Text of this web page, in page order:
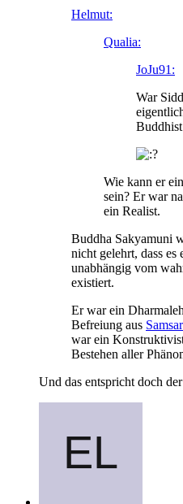
Helmut:
Qualia:
JoJu91:
War
Wie kann er
sein? Er war
ein Realist.
Buddha Sakyamuni
nicht gelehrt, dass
unabhängig vom
existiert.
Er war ein
Befreiung aus
war ein
Bestehen aller
Und das entspricht doch